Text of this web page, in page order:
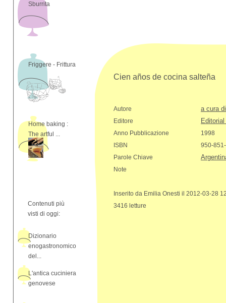
Sburrita
Friggere - Frittura
Home baking :
The artful ...
Contenuti più
visti di oggi:
Dizionario
enogastronomico
del...
L'antica cuciniera
genovese
Cien años de cocina salteña
Autore a cura
Editore
Anno Pubblicazione
1998
ISBN
950-
Parole Chiave
Note
Inserito da Emilia Onesti il 2012-03-28
3416 letture